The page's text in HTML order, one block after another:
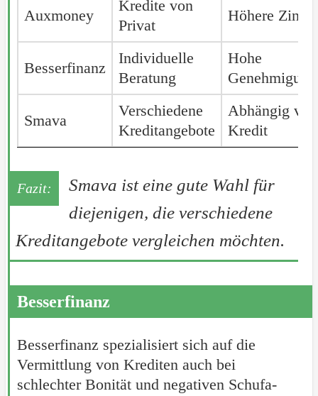
Auxmoney
Kredite von
Privat
Höhere
Besserfinanz
Individuelle
Beratung
Hohe
Smava
Verschiedene
Kreditangebote
Abhängig
Kredit
Auxmoney
Besserfinanz
Smava
Smava ist eine gute Wahl für
diejenigen, die verschiedene
Kreditangebote vergleichen möchten.
Besserfinanz
Besserfinanz spezialisiert sich auf die
Vermittlung von Krediten auch bei
schlechter Bonität und negativen Schufa-